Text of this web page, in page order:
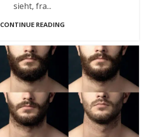
sieht, fra...
CONTINUE READING